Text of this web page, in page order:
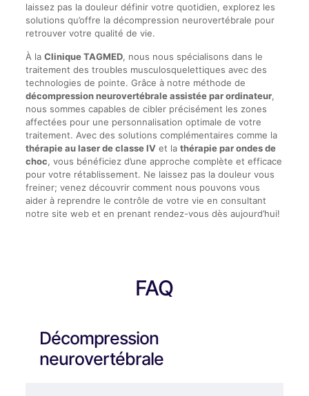
laissez pas la douleur définir votre quotidien, explorez les
solutions qu’offre la décompression neurovertébrale pour
retrouver votre qualité de vie.
À la Clinique TAGMED, nous nous spécialisons dans le
traitement des troubles musculosquelettiques avec des
technologies de pointe. Grâce à notre méthode de
décompression neurovertébrale assistée par ordinateur,
nous sommes capables de cibler précisément les zones
affectées pour une personnalisation optimale de votre
traitement. Avec des solutions complémentaires comme la
thérapie au laser de classe IVet la thérapie par ondes de
choc, vous bénéficiez d’une approche complète et efficace
pour votre rétablissement. Ne laissez pas la douleur vous
freiner; venez découvrir comment nous pouvons vous
aider à reprendre le contrôle de votre vie en consultant
notre site web et en prenant rendez-vous dès aujourd’hui!
FAQ
Décompression
neurovertébrale